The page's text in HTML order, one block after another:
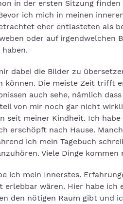
in der ersten Sitzung
ich mich in meinen
eher entlasteten als
oder auf
dabei die Bilder zu
können. Die meiste Zeit trifft
auch sehe, nämlich
von mir noch gar nicht
seit meiner Kindheit. Ich
erschöpft nach Hause.
ich mein Tagebuch
Viele Dinge
ich mein Innerstes.
erlebbar wären. Hier habe
den nötigen Raum gibt und